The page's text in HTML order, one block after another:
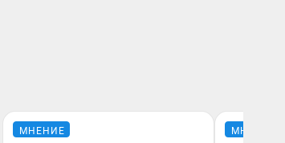
МНЕНИЕ МНЕНИЕ